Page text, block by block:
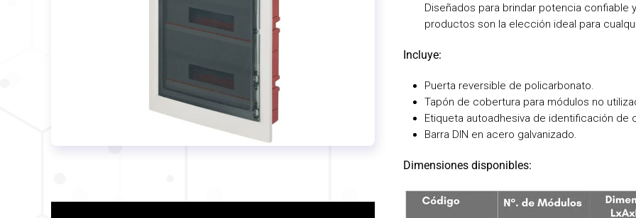
Diseñados para brindar potencia
productos son la elección ideal para
Incluye:
Puerta reversible de policarbonato.
Tapón de cobertura para módulos no
Etiqueta autoadhesiva de identificación de
Barra DIN en acero galvanizado.
Dimensiones disponibles: